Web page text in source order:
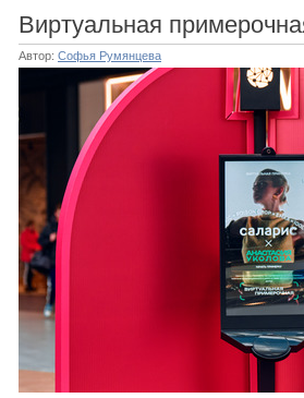
Виртуальная
Автор: Софья Румянцева